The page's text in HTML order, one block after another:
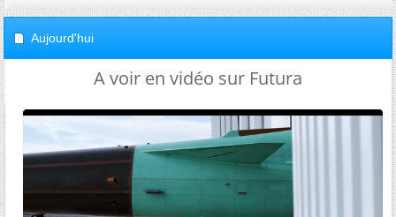
Aujourd'hui
A voir en vidéo sur Futura